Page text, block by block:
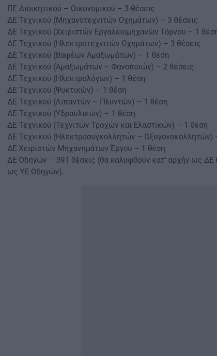
ΠΕ Διοικητικού – Οικονομικού – 3 θέσεις
ΔΕ Τεχνικού (Μηχανοτεχνιτών Οχημάτων) – 3 θέσεις
ΔΕ Τεχνικού (Χειριστών Εργαλειομηχανών Τόρνου – 1
ΔΕ Τεχνικού (Ηλεκτροτεχνιτών Οχημάτων) – 3 θέσεις
ΔΕ Τεχνικού (Βαφέων Αμαξωμάτων) – 1 θέση
ΔΕ Τεχνικού (Αμαξωμάτων – Φανοποιών) – 2 θέσεις
ΔΕ Τεχνικού (Ηλεκτρολόγων) – 1 θέση
ΔΕ Τεχνικού (Ψυκτικών) – 1 θέση
ΔΕ Τεχνικού (Λιπαντών – Πλυντών) – 1 θέση
ΔΕ Τεχνικού (Υδραυλικών) – 1 θέση
ΔΕ Τεχνικού (Τεχνιτών Τροχών και Ελαστικών) – 1 θέση
ΔΕ Τεχνικού (Ηλεκτροσυγκολλητών – Οξυγονοκολλητών)
ΔΕ Χειριστών Μηχανημάτων Έργου – 1 θέση
ΔΕ Οδηγών – 391 θέσεις (θα καλυφθούν κατ’ αρχήν ως ΔΕ
ως ΥΕ Οδηγών).